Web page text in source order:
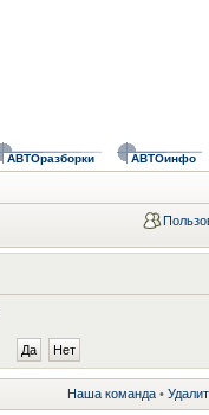
АВТОразборки АВТОинфо
Наша команда •